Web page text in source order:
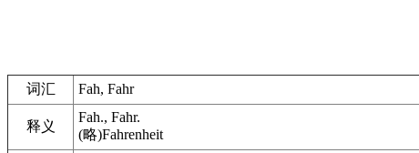
词汇 Fah, Fahr
释义
Fah., Fahr.
(略)Fahrenheit